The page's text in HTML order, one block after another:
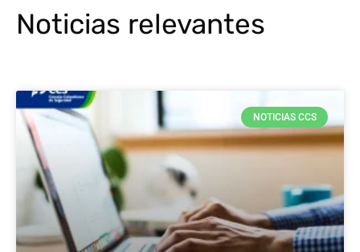
Noticias relevantes
NOTICIAS CCS